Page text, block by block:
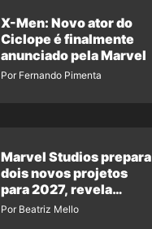
X-Men: Novo ator do
Ciclope é finalmente
anunciado pela Marvel
Por Fernando Pimenta
Marvel Studios prepara
dois novos projetos
para 2027, revela
insider
Por Beatriz Mello